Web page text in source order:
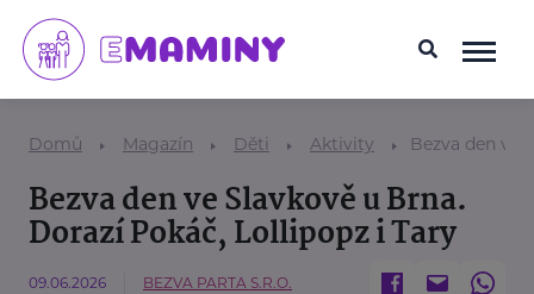
Domů Magazín Děti Aktivity Bezva den ve
Bezva den ve Slavkově u Brna.
Dorazí Pokáč, Lollipopz i Tary
09.06.2026 BEZVA PARTA S.R.O.